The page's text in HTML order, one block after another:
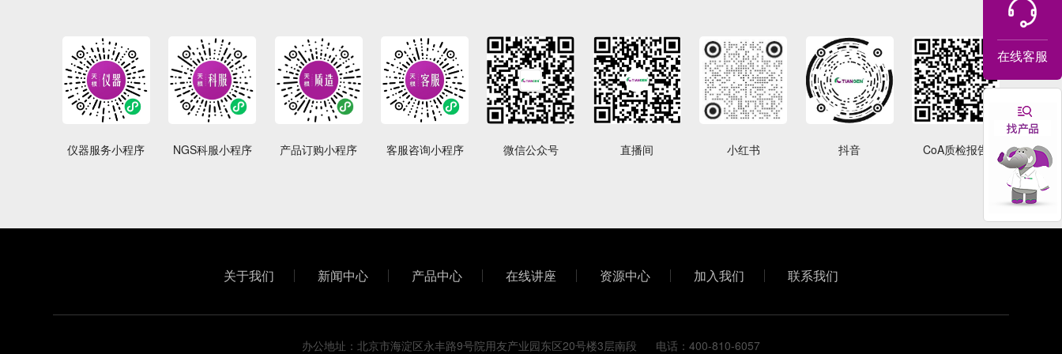
仪器服务小程序 NGS科服小程序 产品订购小程序 客服咨询小程序 微信公众号 直播间 小红书 抖音 CoA质检报告
关于我们 新闻中心 产品中心 在线讲座 资源中心 加入我们 联系我们
办公地址：北京市海淀区永丰路9号院用友产业园东区20号楼3层南段 电话：400-810-6057
在线客服